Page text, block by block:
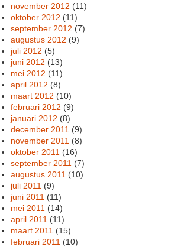
november 2012 (11)
oktober 2012 (11)
september 2012 (7)
augustus 2012 (9)
juli 2012 (5)
juni 2012 (13)
mei 2012 (11)
april 2012 (8)
maart 2012 (10)
februari 2012 (9)
januari 2012 (8)
december 2011 (9)
november 2011 (8)
oktober 2011 (16)
september 2011 (7)
augustus 2011 (10)
juli 2011 (9)
juni 2011 (11)
mei 2011 (14)
april 2011 (11)
maart 2011 (15)
februari 2011 (10)